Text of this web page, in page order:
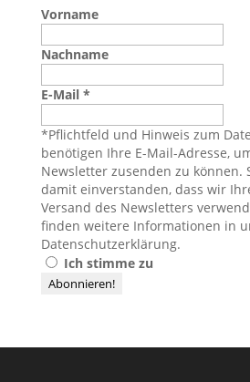
Vorname
Nachname
E-Mail *
*Pflichtfeld und Hinweis zum
benötigen Ihre E-Mail-Adresse,
Newsletter zusenden zu können.
damit einverstanden, dass wir
Versand des Newsletters
finden weitere Informationen in
Datenschutzerklärung.
Ich stimme zu